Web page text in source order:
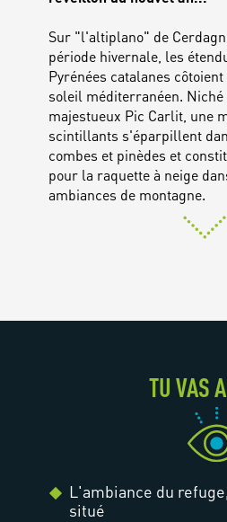
Sur "l'altiplano" de
période hivernale, les
Pyrénées catalanes
soleil méditerranéen. Niché
majestueux Pic Carlit, une
scintillants s'éparpillent
combes et pinèdes et
pour la raquette à neige
ambiances de montagne.
TU VAS
L'ambiance du
situé